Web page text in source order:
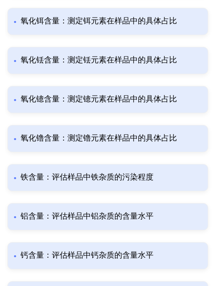
氧化铒含量：测定铒元素在样品中的具体占比
氧化铥含量：测定铥元素在样品中的具体占比
氧化镱含量：测定镱元素在样品中的具体占比
氧化镥含量：测定镥元素在样品中的具体占比
铁含量：评估样品中铁杂质的污染程度
铝含量：评估样品中铝杂质的含量水平
钙含量：评估样品中钙杂质的含量水平